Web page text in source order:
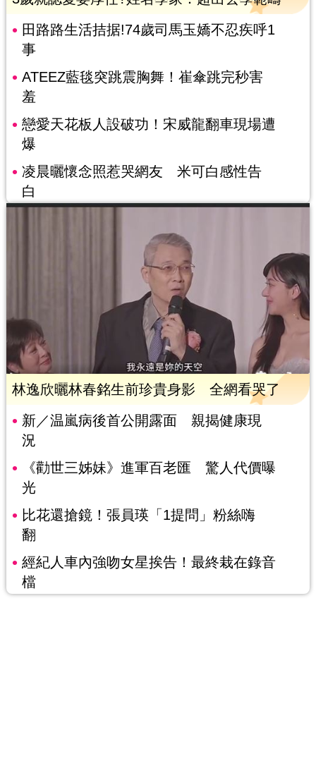
田路路生活拮据!74歲司馬玉嬌不忍疾呼1
事
ATEEZ藍毯突跳震胸舞！崔傘跳完秒害
羞
戀愛天花板人設破功！宋威龍翻車現場遭
爆
凌晨曬懷念照惹哭網友 米可白感性告
白
林逸欣曬林春銘生前珍貴身影 全網看哭了
新／温嵐病後首公開露面 親揭健康現
況
《勸世三姊妹》進軍百老匯 驚人代價曝
光
比花還搶鏡！張員瑛「1提問」粉絲嗨
翻
經紀人車內強吻女星挨告！最終栽在錄音
檔